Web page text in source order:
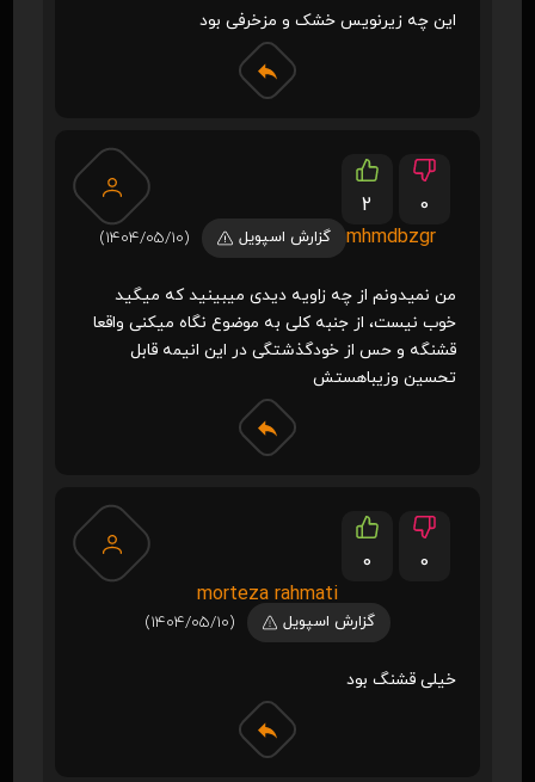
این چه زیرنویس خشک و مزخرفی بود
2
0
mhmdbzgr
گزارش اسپویل (1404/05/10)
من نمیدونم از چه زاویه دیدی میبینید که میگید
خوب نیست، از جنبه کلی به موضوع نگاه میکنی واقعا
قشنگه و حس از خودگذشتگی در این انیمه قابل
تحسین و‌زیباهستش
0
0
morteza rahmati
گزارش اسپویل (1404/05/10)
خیلی قشنگ بود